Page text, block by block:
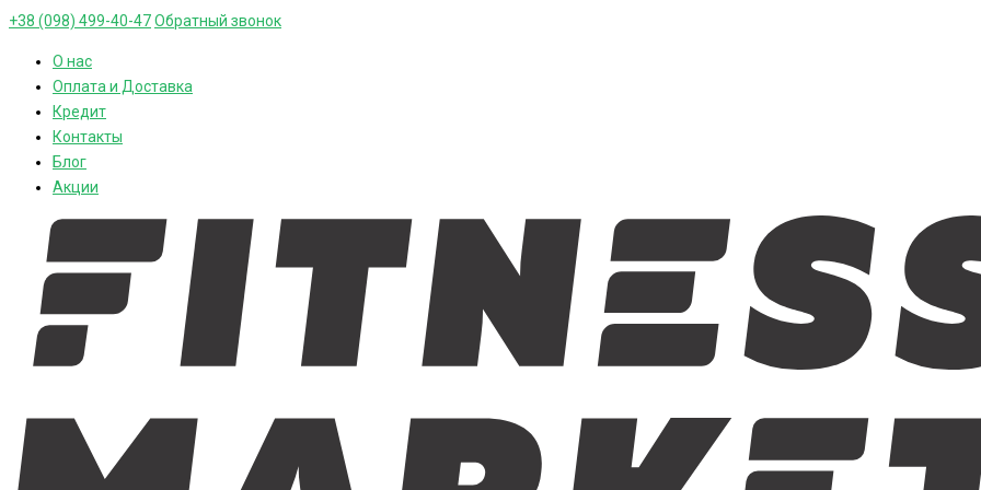
+38 (098) 499-40-47Обратный звонок
О нас
Оплата и Доставка
Кредит
Контакты
Блог
Акции